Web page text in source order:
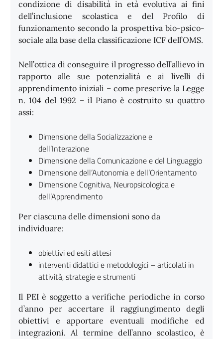
condizione di disabilità in età evolutiva ai fini
dell’inclusione scolastica e del Profilo di
funzionamento secondo la prospettiva bio-psico-
sociale alla base della classificazione ICF dell’OMS.
Nell’ottica di conseguire il progresso dell’allievo in
rapporto alle sue potenzialità e ai livelli di
apprendimento iniziali – come prescrive la Legge
n. 104 del 1992 – il Piano è costruito su quattro
assi:
Dimensione della Socializzazione e
dell’Interazione
Dimensione della Comunicazione e del Linguaggio
Dimensione dell’Autonomia e dell’Orientamento
Dimensione Cognitiva, Neuropsicologica e
dell’Apprendimento
Per ciascuna delle dimensioni sono da
individuare:
obiettivi ed esiti attesi
interventi didattici e metodologici – articolati in
attività, strategie e strumenti
Il PEI è soggetto a verifiche periodiche in corso
d’anno per accertare il raggiungimento degli
obiettivi e apportare eventuali modifiche ed
integrazioni. Al termine dell’anno scolastico, è